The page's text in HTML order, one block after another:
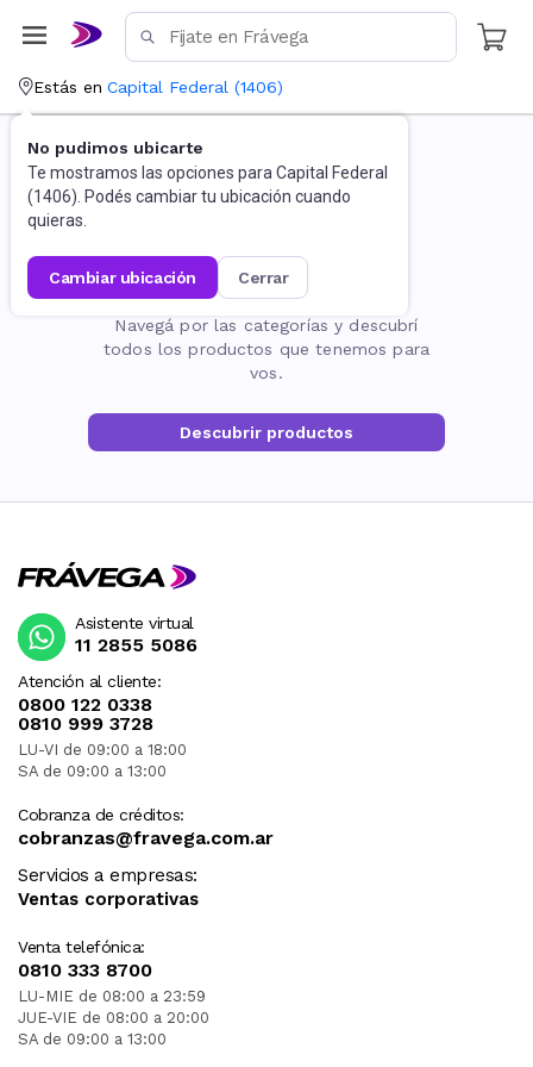
Estás en Capital Federal (1406)
No pudimos ubicarte
Te mostramos las opciones para Capital Federal
(1406). Podés cambiar tu ubicación cuando
quieras.
cambiar ubicación cerrar
La página no existe
Navegá por las categorías y descubrí
todos los productos que tenemos para
vos.
Descubrir productos
Atención al cliente:
0800 122 0338
0810 999 3728
LU-VI de 09:00 a 18:00
SA de 09:00 a 13:00
Cobranza de créditos:
cobranzas@fravega.com.ar
Servicios a empresas:
Ventas corporativas
Venta telefónica:
0810 333 8700
LU-MIE de 08:00 a 23:59
JUE-VIE de 08:00 a 20:00
SA de 09:00 a 13:00
Asistente virtual
11 2855 5086